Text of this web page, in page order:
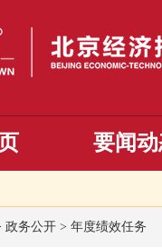
要闻
政务公开 > 年度绩效任务